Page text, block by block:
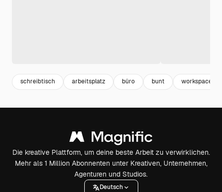
schreibtisch arbeitsplatz büro bunt workspace
Die kreative Plattform, um deine beste Arbeit zu verwirklichen.
Mehr als 1 Million Abonnenten unter Kreativen, Unternehmen,
Agenturen und Studios.
Deutsch